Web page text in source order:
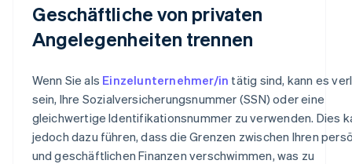
Geschäftliche von privaten
Angelegenheiten trennen
Wenn Sie als Einzelunternehmer/in tätig sind, kann es
sein, Ihre Sozialversicherungsnummer (SSN) oder eine
gleichwertige Identifikationsnummer zu verwenden. Dies
jedoch dazu führen, dass die Grenzen zwischen Ihren
und geschäftlichen Finanzen verschwimmen, was zu